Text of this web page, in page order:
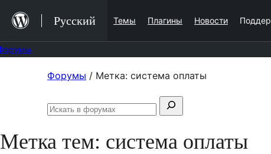
содержимому
Русский Темы Плагины Новости
содержимому
Форумы / Метка: система оплаты
Поиск:
Искать
Метка тем: система оплаты